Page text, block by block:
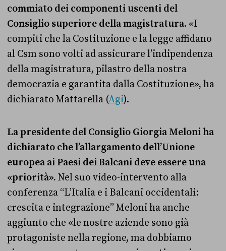
commiato dei componenti uscenti del
Consiglio superiore della magistratura. «I
compiti che la Costituzione e la legge affidano
al Csm sono volti ad assicurare l’indipendenza
della magistratura, pilastro della nostra
democrazia e garantita dalla Costituzione», ha
dichiarato Mattarella (Agi).
La presidente del Consiglio Giorgia Meloni ha
dichiarato che l’allargamento dell’Unione
europea ai Paesi dei Balcani deve essere una
«priorità». Nel suo video-intervento alla
conferenza “L’Italia e i Balcani occidentali:
crescita e integrazione” Meloni ha anche
aggiunto che «le nostre aziende sono già
protagoniste nella regione, ma dobbiamo